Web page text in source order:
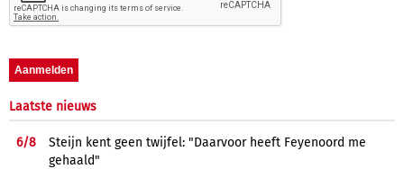
Laatste nieuws
6/8
Steijn kent geen twijfel: "Daarvoor heeft Feyenoord me
gehaald"